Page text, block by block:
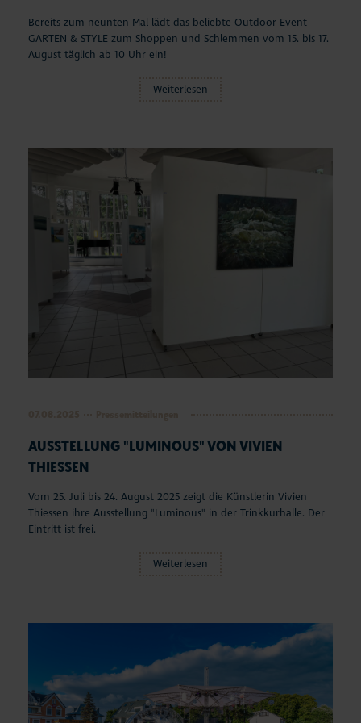
Bereits zum neunten Mal lädt das beliebte Outdoor-Event
GARTEN & STYLE zum Shoppen und Schlemmen vom 15. bis 17.
August täglich ab 10 Uhr ein!
Weiterlesen
AUSSTELLUNG "LUMINOUS" VON VIVIEN
THIESSEN
Vom 25. Juli bis 24. August 2025 zeigt die Künstlerin Vivien
Thiessen ihre Ausstellung "Luminous" in der Trinkkurhalle. Der
Eintritt ist frei.
Weiterlesen